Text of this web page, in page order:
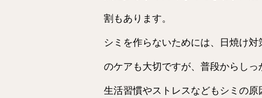
割もあります。
シミを作らないためには、日焼け
のケアも大切ですが、普段からしっ
生活習慣やストレスなどもシミの